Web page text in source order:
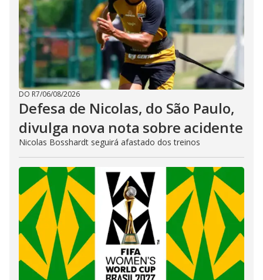
DO R7/06/08/2026
Defesa de Nicolas, do São Paulo,
divulga nova nota sobre acidente
Nicolas Bosshardt seguirá afastado dos treinos